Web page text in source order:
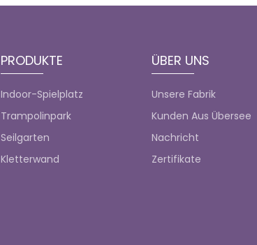
PRODUKTE
Indoor-Spielplatz
Trampolinpark
Seilgarten
Kletterwand
ÜBER UNS
Unsere Fabrik
Kunden Aus Übersee
Nachricht
Zertifikate